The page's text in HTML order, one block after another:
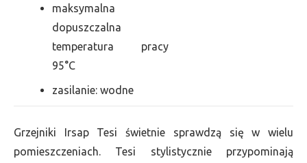
maksymalna
dopuszczalna
temperatura pracy
95°C
zasilanie: wodne
Grzejniki Irsap Tesi świetnie sprawdzą się w wielu
pomieszczeniach. Tesi stylistycznie przypominają